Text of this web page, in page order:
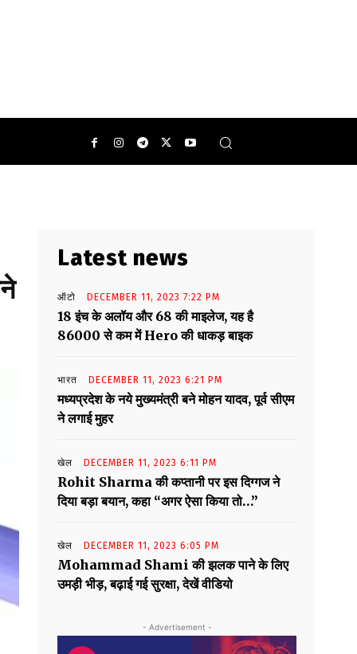
Latest news
ऑटो DECEMBER 11, 2023 7:22 PM
18 इंच के अलॉय और 68 की माइलेज, यह है
86000 से कम में Hero की धाकड़ बाइक
भारत DECEMBER 11, 2023 6:21 PM
मध्यप्रदेश के नये मुख्यमंत्री बने मोहन यादव, पूर्व सीएम
ने लगाई मुहर
खेल DECEMBER 11, 2023 6:11 PM
Rohit Sharma की कप्तानी पर इस दिग्गज ने
दिया बड़ा बयान, कहा “अगर ऐसा किया तो…”
खेल DECEMBER 11, 2023 6:05 PM
Mohammad Shami की झलक पाने के लिए
उमड़ी भीड़, बढ़ाई गई सुरक्षा, देखें वीडियो
- Advertisement -